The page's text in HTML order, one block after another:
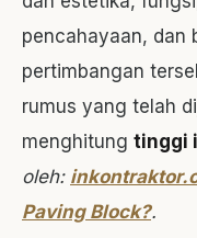
pencahayaan, dan
pertimbangan
rumus yang telah
menghitung tinggi
oleh:
Paving Block?.